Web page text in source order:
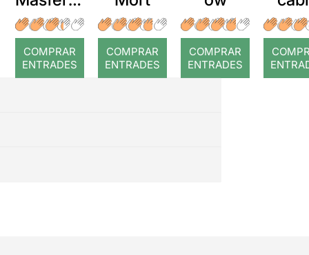
r: Temps
COMPRAR
ENTRADES
COMPRAR
ENTRADES
COMPRAR
ENTRADES